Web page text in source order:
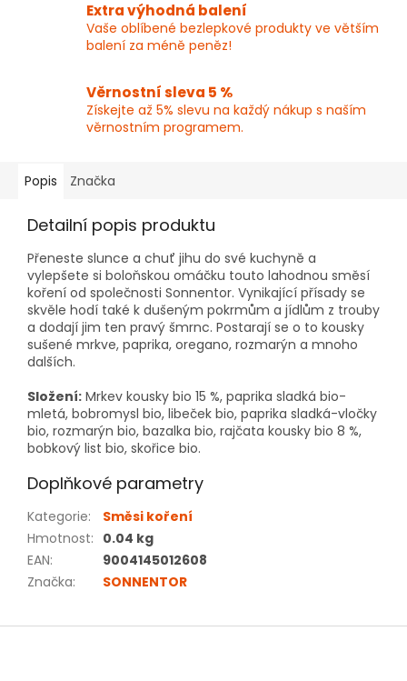
Extra výhodná balení
Vaše oblíbené bezlepkové produkty ve větším
balení za méně peněz!
Věrnostní sleva 5 %
Získejte až 5% slevu na každý nákup s naším
věrnostním programem.
Popis Značka
Detailní popis produktu
Přeneste slunce a chuť jihu do své kuchyně a
vylepšete si boloňskou omáčku touto lahodnou směsí
koření od společnosti Sonnentor. Vynikající přísady se
skvěle hodí také k dušeným pokrmům a jídlům z trouby
a dodají jim ten pravý šmrnc. Postarají se o to kousky
sušené mrkve, paprika, oregano, rozmarýn a mnoho
dalších.
Složení: Mrkev kousky bio 15 %, paprika sladká bio-
mletá, bobromysl bio, libeček bio, paprika sladká-vločky
bio, rozmarýn bio, bazalka bio, rajčata kousky bio 8 %,
bobkový list bio, skořice bio.
Doplňkové parametry
Kategorie:
Směsi koření
Hmotnost: 0.04 kg
EAN:
9004145012608
Značka: SONNENTOR
Z